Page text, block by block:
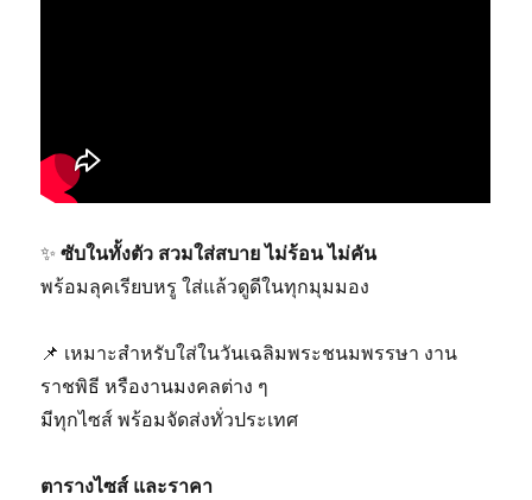
✨ซับในทั้งตัว สวมใส่สบาย ไม่ร้อน ไม่คัน
พร้อมลุคเรียบหรู ใส่แล้วดูดีในทุกมุมมอง
📌 เหมาะสำหรับใส่ในวันเฉลิมพระชนมพรรษา งาน
ราชพิธี หรืองานมงคลต่าง ๆ
มีทุกไซส์ พร้อมจัดส่งทั่วประเทศ
ตารางไซส์ และราคา